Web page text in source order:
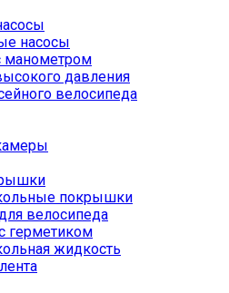
насосы
манометром
давления
велосипеда
покрышки
велосипеда
герметиком
жидкость